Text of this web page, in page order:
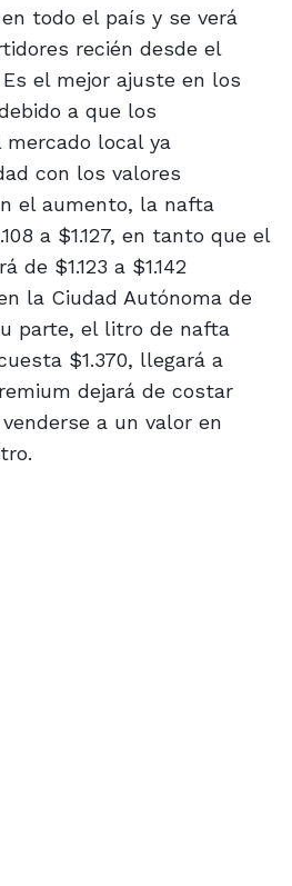
todo el país y se verá
recién desde el
el mejor ajuste en los
a que los
local ya
con los valores
el aumento, la nafta
a $1.127, en tanto que el
de $1.123 a $1.142
la Ciudad Autónoma de
parte, el litro de nafta
$1.370, llegará a
dejará de costar
venderse a un valor en